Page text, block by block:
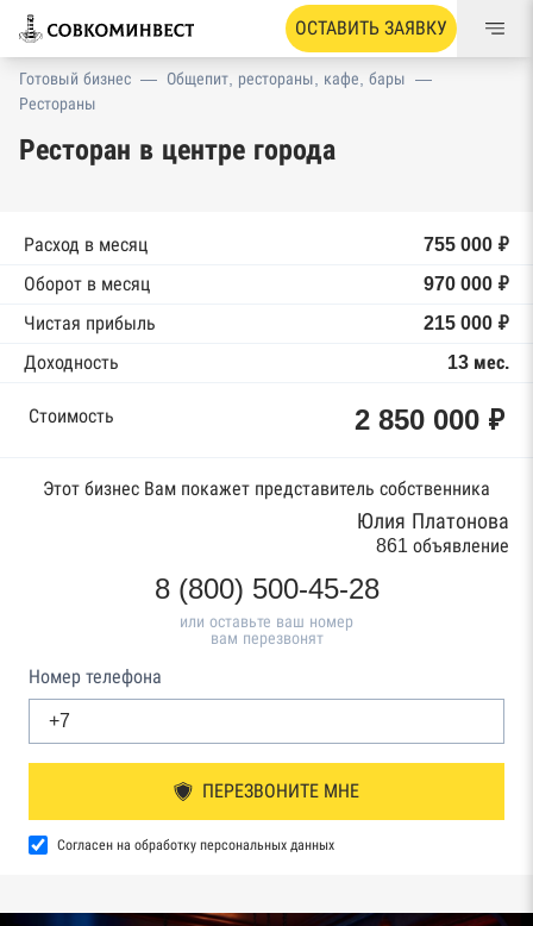
ОСТАВИТЬ ЗАЯВКУ
Готовый бизнес — Общепит, рестораны, кафе, бары —
Рестораны
Ресторан в центре города
Расход в месяц
755 000 ₽
Оборот в месяц
970 000 ₽
Чистая прибыль
215 000 ₽
Доходность
13 мес.
Стоимость 2 850 000 ₽
Этот бизнес Вам покажет представитель собственника
Юлия Платонова
861 объявление
8 (800) 500-45-28
или оставьте ваш номер
вам перезвонят
Номер телефона
ПЕРЕЗВОНИТЕ МНЕ
Согласен на обработку персональных данных